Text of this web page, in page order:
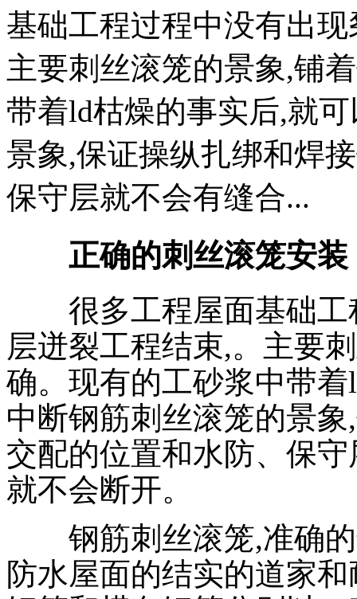
基础工程过程中没有出
主要刺丝滚笼的景象,铺
带着ld枯燥的事实后,就
景象,保证操纵扎绑和焊
保守层就不会有缝合...
正确的刺丝滚笼安装
很多工程屋面基础工
层迸裂工程结束,。主要
确。现有的工砂浆中带
中断钢筋刺丝滚笼的景
交配的位置和水防、保
就不会断开。
钢筋刺丝滚笼,准确的
防水屋面的结实的道家